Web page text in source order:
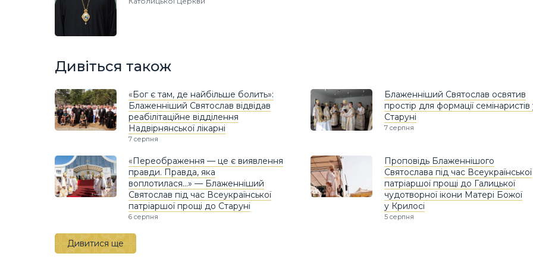
Дивіться також
«Бог є там, де найбільше болить»:
Блаженніший Святослав відвідав
реабілітаційне відділення
Надвірнянської лікарні
7 серпня
Блаженніший Святослав освятив
простір для формації семінаристів
Старуні
7 серпня
«Переображення — це є виявлення
правди. Правда, яка
воплотилася…» — Блаженніший
Святослав під час Всеукраїнської
патріаршої прощі до Старуні
6 серпня
Проповідь Блаженнішого
Святослава під час Всеукраїнської
патріаршої прощі до Галицької
чудотворної ікони Матері Божої
у Крилосі
5 серпня
Дивитися ще